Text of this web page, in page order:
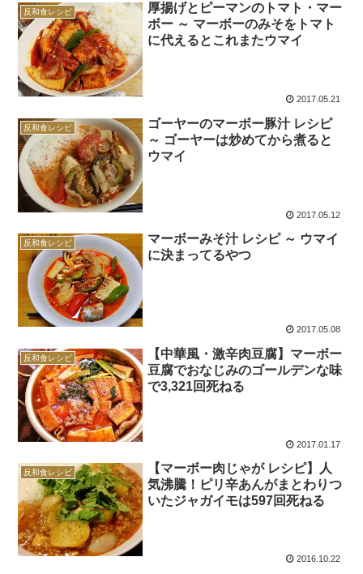
反和食レシピ
厚揚げとピーマンのトマト・マー
ボー ～ マーボーのみそをトマト
に代えるとこれまたウマイ
2017.05.21
反和食レシピ
ゴーヤーのマーボー豚汁 レシピ
～ ゴーヤーは炒めてから煮ると
ウマイ
2017.05.12
反和食レシピ
マーボーみそ汁 レシピ ～ ウマイ
に決まってるやつ
2017.05.08
反和食レシピ
【中華風・激辛肉豆腐】マーボー
豆腐でおなじみのゴールデンな味
で3,321回死ねる
2017.01.17
反和食レシピ
【マーボー肉じゃが レシピ】人
気沸騰！ピリ辛あんがまとわりつ
いたジャガイモは597回死ねる
2016.10.22